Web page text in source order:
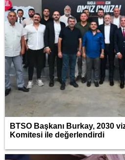
BTSO Başkanı Burkay, 2030
Komitesi ile değerlendirdi